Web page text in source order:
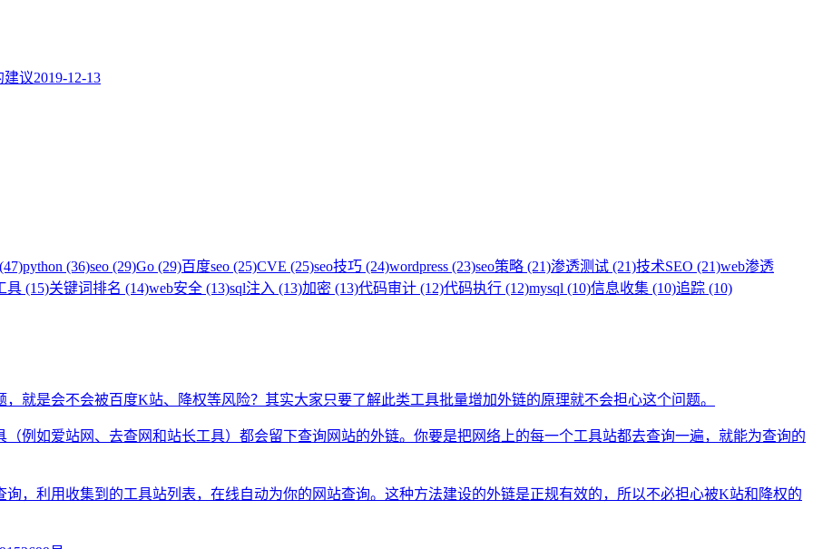
建议2019-12-13
python (36)seo (29)Go (29)百度seo (25)CVE (25)seo技巧 (24)wordpress (23)seo策略 (21)渗透测试 (21)技术SEO (21)web渗透
具 (15)关键词排名 (14)web安全 (13)sql注入 (13)加密 (13)代码审计 (12)代码执行 (12)mysql (10)信息收集 (10)追踪 (10)
就是会不会被百度K站、降权等风险？其实大家只要了解此类工具批量增加外链的原理就不会担心这个问题。
例如爱站网、去查网和站长工具）都会留下查询网站的外链。你要是把网络上的每一个工具站都去查询一遍，就能为查询的
，利用收集到的工具站列表，在线自动为你的网站查询。这种方法建设的外链是正规有效的，所以不必担心被K站和降权的